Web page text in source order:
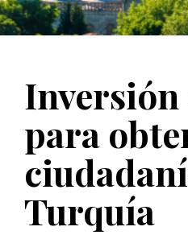
para
Turquía